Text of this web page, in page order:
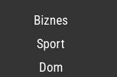
Biznes
Sport
Dom